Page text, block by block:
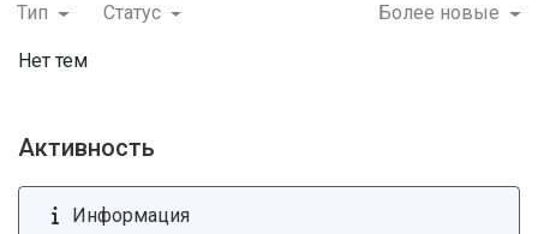
Тип Статус Более новые
Нет тем
Активность
Информация